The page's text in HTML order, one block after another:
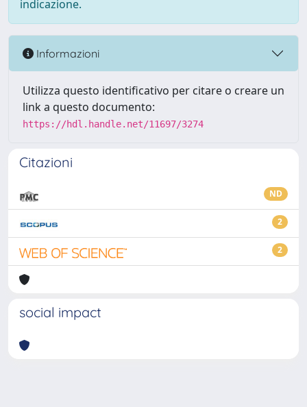
indicazione.
Informazioni
Utilizza questo identificativo per citare o creare un
link a questo documento:
https://hdl.handle.net/11697/3274
Citazioni
ND
2
2
social impact